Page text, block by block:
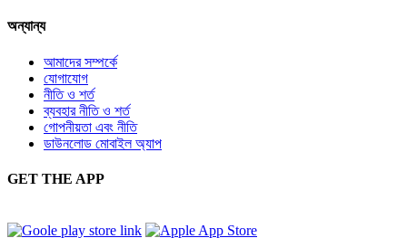
অন্যান্য
আমাদের সম্পর্কে
যোগাযোগ
নীতি ও শর্ত
ব্যবহার নীতি ও শর্ত
গোপনীয়তা এবং নীতি
ডাউনলোড মোবাইল অ্যাপ
GET THE APP